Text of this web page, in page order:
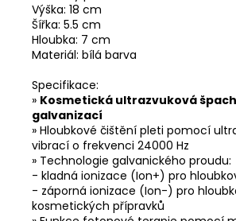
Výška: 18 cm
Šířka: 5.5 cm
Hloubka: 7 cm
Materiál: bílá barva
Specifikace:
» Kosmetická ultrazvuková
galvanizací
» Hloubkové čištění pleti pomocí
vibrací o frekvenci 24000 Hz
» Technologie galvanického proudu:
- kladná ionizace (Ion+) pro
- záporná ionizace (Ion-) pro
kosmetických přípravků